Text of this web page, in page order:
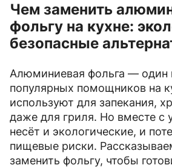
Чем заменить
фольгу на кухне:
безопасные
Алюминиевая фольга — один
популярных помощников на
используют для запекания,
даже для гриля. Но вместе с
несёт и экологические, и
пищевые риски.
заменить фольгу, чтобы